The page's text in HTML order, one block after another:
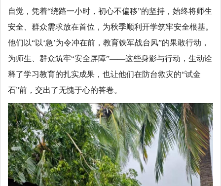
自觉，凭着“绕路一小时，初心不偏移”的坚持，始终将师生
安全、群众需求放在首位，为秋季顺利开学筑牢安全根基。
他们以“以‘急’为令冲在前，教育铁军战台风”的果敢行动，
为师生、群众筑牢“安全屏障”——这些身影与行动，生动诠
释了学习教育的扎实成果，也让他们在防台救灾的“试金
石”前，交出了无愧于心的答卷。